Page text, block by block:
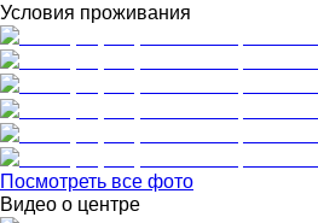
Условия проживания
Посмотреть все фото
Видео о центре